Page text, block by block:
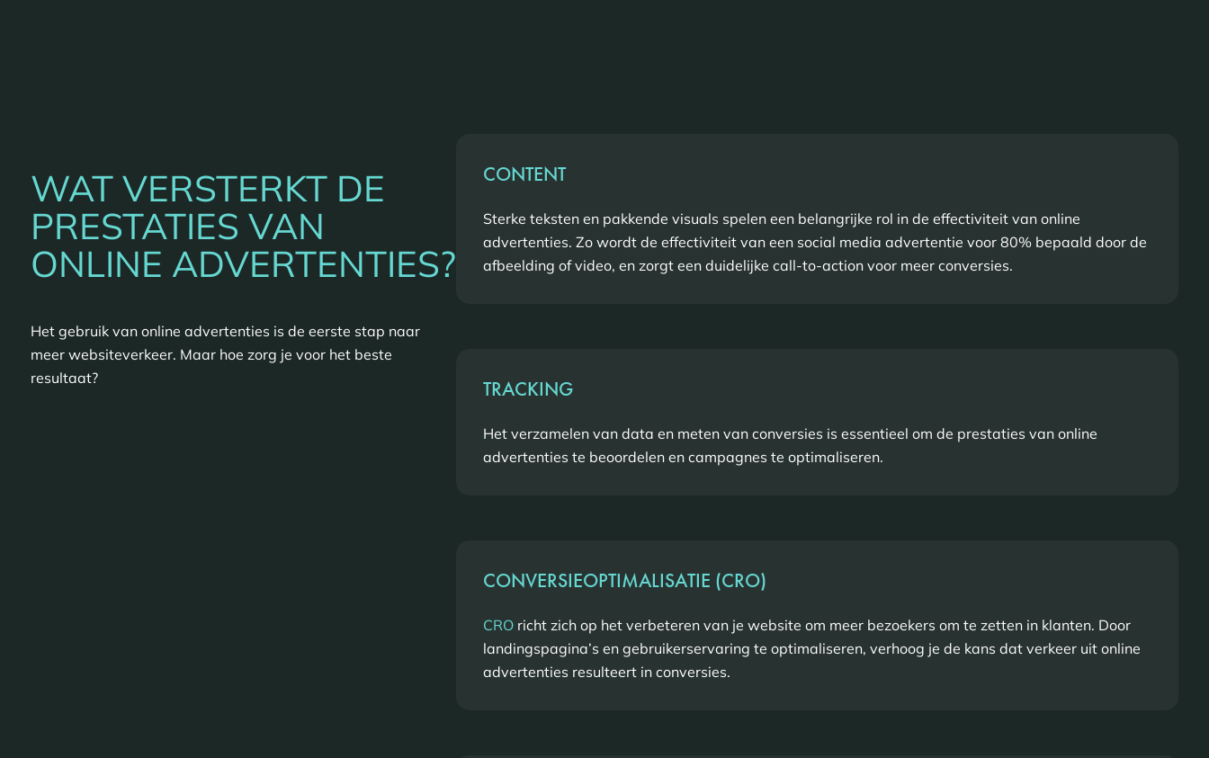
WAT VERSTERKT DE
PRESTATIES VAN
ONLINE ADVERTENTIES?
Het gebruik van online advertenties is de eerste stap naar
meer websiteverkeer. Maar hoe zorg je voor het beste
resultaat?
CONTENT
Sterke teksten en pakkende visuals spelen een belangrijke rol in de effectiviteit van online
advertenties. Zo wordt de effectiviteit van een social media advertentie voor 80% bepaald door de
afbeelding of video, en zorgt een duidelijke call-to-action voor meer conversies.
TRACKING
Het verzamelen van data en meten van conversies is essentieel om de prestaties van online
advertenties te beoordelen en campagnes te optimaliseren.
CONVERSIEOPTIMALISATIE (CRO)
CRO richt zich op het verbeteren van je website om meer bezoekers om te zetten in klanten. Door
landingspagina’s en gebruikerservaring te optimaliseren, verhoog je de kans dat verkeer uit online
advertenties resulteert in conversies.